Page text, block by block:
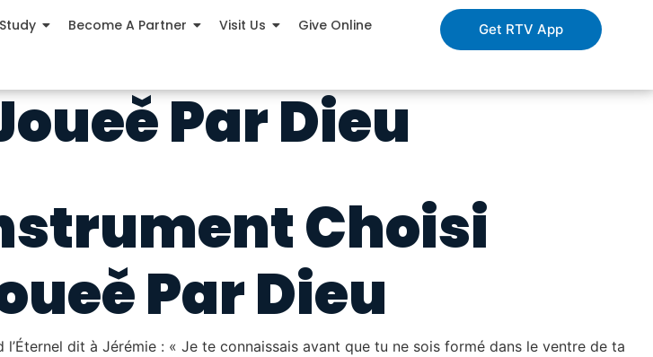
Become A Partner Visit Us Give Online Get RTV App
Par Dieu
Choisi
Par Dieu
l’Éternel dit à Jérémie : « Je te connaissais avant que tu ne sois formé dans le ventre de ta